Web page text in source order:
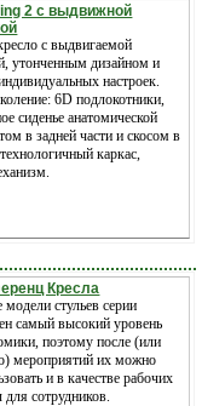
2 с выдвижной
с выдвигаемой
утонченным дизайном и
настроек.
6D подлокотники,
сиденье анатомической
в задней части и скосом в
каркас,
Кресла
модели стульев серии
самый высокий уровень
поэтому после (или
мероприятий их можно
и в качестве рабочих
для сотрудников.